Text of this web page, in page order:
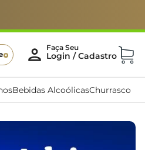
Bebidas AlcoólicasChurrasco